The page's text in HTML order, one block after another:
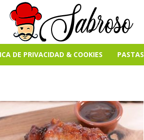
DE PRIVACIDAD & COOKIES PASTAS